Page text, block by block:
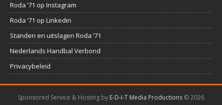
Roda ’71 op Instagram
Roda ’71 op Linkedin
Standen en uitslagen Roda ’71
Nederlands Handbal Verbond
Privacybeleid
Sponsored Service & Hosting by E-D-I-T Media Productions ©2026